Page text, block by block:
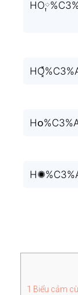
1 Biểu cảm